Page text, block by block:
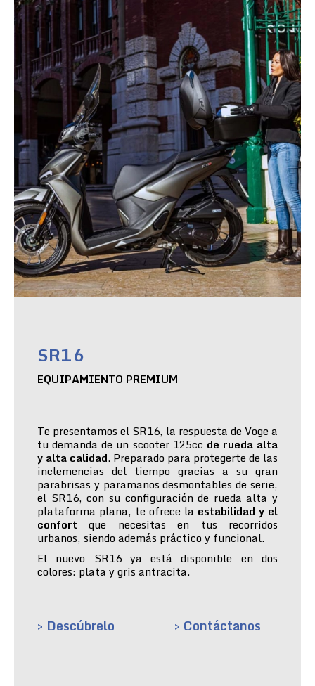
SR16
EQUIPAMIENTO PREMIUM
Te presentamos el SR16, la respuesta de Voge a
tu demanda de un scooter 125cc de rueda alta
y alta calidad. Preparado para protegerte de las
inclemencias del tiempo gracias a su gran
parabrisas y paramanos desmontables de serie,
el SR16, con su configuración de rueda alta y
plataforma plana, te ofrece la estabilidad y el
confort que necesitas en tus recorridos
urbanos, siendo además práctico y funcional.
El nuevo SR16 ya está disponible en dos
colores: plata y gris antracita.
> Descúbrelo > Contáctanos